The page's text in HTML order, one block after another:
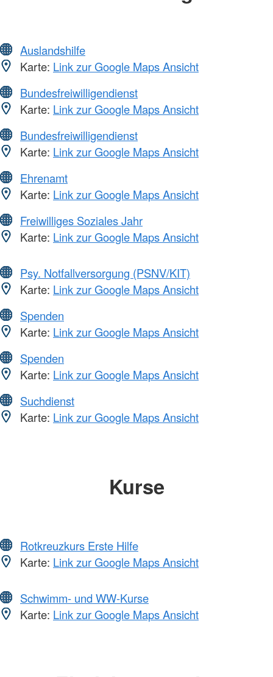
Auslandshilfe
Karte: Link zur Google Maps Ansicht
Bundesfreiwilligendienst
Karte: Link zur Google Maps Ansicht
Bundesfreiwilligendienst
Karte: Link zur Google Maps Ansicht
Ehrenamt
Karte: Link zur Google Maps Ansicht
Freiwilliges Soziales Jahr
Karte: Link zur Google Maps Ansicht
Psy. Notfallversorgung (PSNV/KIT)
Karte: Link zur Google Maps Ansicht
Spenden
Karte: Link zur Google Maps Ansicht
Spenden
Karte: Link zur Google Maps Ansicht
Suchdienst
Karte: Link zur Google Maps Ansicht
Kurse
Rotkreuzkurs Erste Hilfe
Karte: Link zur Google Maps Ansicht
Schwimm- und WW-Kurse
Karte: Link zur Google Maps Ansicht